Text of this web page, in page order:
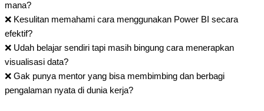
mana?
❌ Kesulitan memahami cara menggunakan Power BI secara
efektif?
❌ Udah belajar sendiri tapi masih bingung cara menerapkan
visualisasi data?
❌ Gak punya mentor yang bisa membimbing dan berbagi
pengalaman nyata di dunia kerja?